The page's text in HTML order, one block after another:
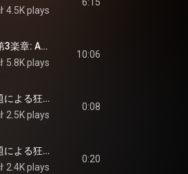
, Vasily Petrenko
4.5K plays
Grieg: グリーグ：ピアノ協奏曲 イ短調 作品16: 第3楽章: Allegro moderato molto e marcato - Grieg: Piano Concerto in A Minor, Op. 16: III. Allegro moderato molto e marcato
, Vasily Petrenko
5.8K plays
10:06
Rachmaninoff: ラフマニノフ：パガニーニの主題による狂詩曲 作品43: 序奏: Allegro vivace - Rachmaninoff: Rhapsody on a Theme of Paganini, Op. 43: Introduction. Allegro vivace
, Vasily Petrenko
2.5K plays
0:08
Rachmaninoff: ラフマニノフ：パガニーニの主題による狂詩曲 作品43: 第1変奏: Allegro vivace - Rachmaninoff: Rhapsody on a Theme of Paganini, Op. 43: Var. 1. Precedente
, Vasily Petrenko
2.4K plays
0:20